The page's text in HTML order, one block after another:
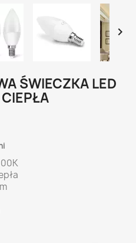

ŚWIECZKA LED